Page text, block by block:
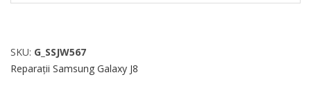
SKU: G_SSJW567
Reparații Samsung Galaxy J8